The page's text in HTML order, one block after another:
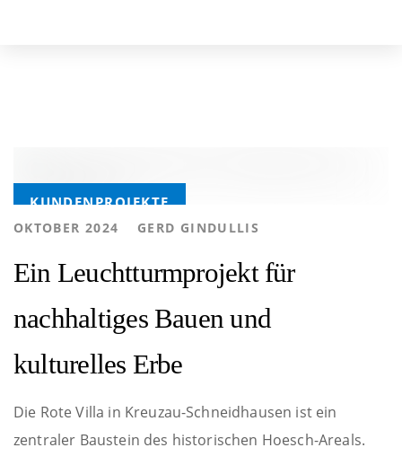
content
Tags
KUNDENPROJEKTE
OKTOBER 2024 AUTHOR
GERD GINDULLIS
Ein Leuchtturmprojekt für
nachhaltiges Bauen und
kulturelles Erbe
Die Rote Villa in Kreuzau-Schneidhausen ist ein
zentraler Baustein des historischen Hoesch-Areals.